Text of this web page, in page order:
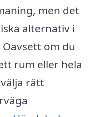
men det
alternativ i
om du
rum eller hela
rätt